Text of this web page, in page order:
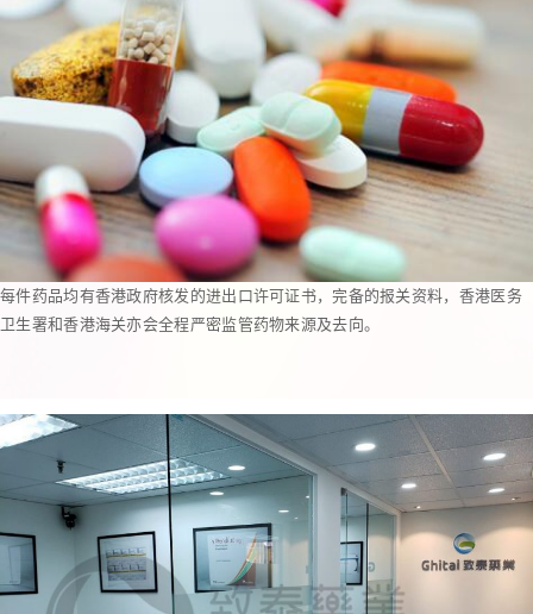
每件药品均有香港政府核发的进出口许可证书，完备的报关资料，香港医务
卫生署和香港海关亦会全程严密监管药物来源及去向。